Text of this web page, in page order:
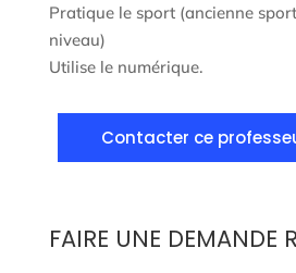
Pratique le sport (ancienne
niveau)
Utilise le numérique.
Contacter ce
FAIRE UNE DEMANDE